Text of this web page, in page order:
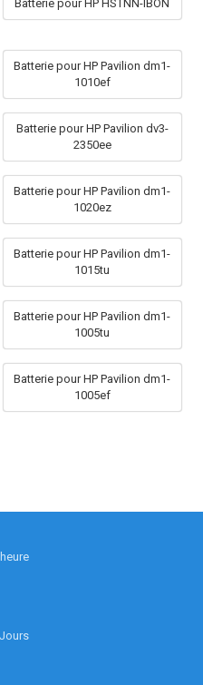
Batterie pour HP HSTNN-IBON
Batterie pour HP Pavilion dm1-
1010ef
Batterie pour HP Pavilion dv3-
2350ee
Batterie pour HP Pavilion dm1-
1020ez
Batterie pour HP Pavilion dm1-
1015tu
Batterie pour HP Pavilion dm1-
1005tu
Batterie pour HP Pavilion dm1-
1005ef